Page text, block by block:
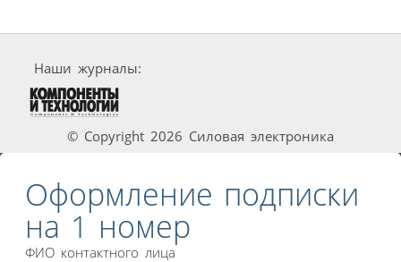
Наши журналы:
© Copyright 2026 Силовая электроника
Оформление подписки
на 1 номер
ФИО контактного лица